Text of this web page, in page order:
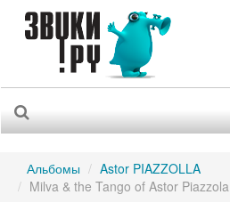
Альбомы
Astor PIAZZOLLA
Milva & the Tango of Astor Piazzola